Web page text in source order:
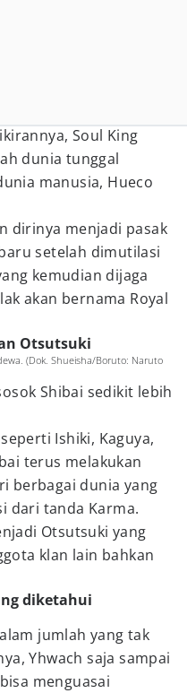
Soul King
dunia tunggal
manusia, Hueco
dirinya menjadi pasak
setelah dimutilasi
kemudian dijaga
akan bernama Royal
Otsutsuki
(Dok. Shueisha/Boruto: Naruto
Shibai sedikit lebih
Ishiki, Kaguya,
terus melakukan
berbagai dunia yang
dari tanda Karma.
Otsutsuki yang
klan lain bahkan
diketahui
jumlah yang tak
Yhwach saja sampai
menguasai